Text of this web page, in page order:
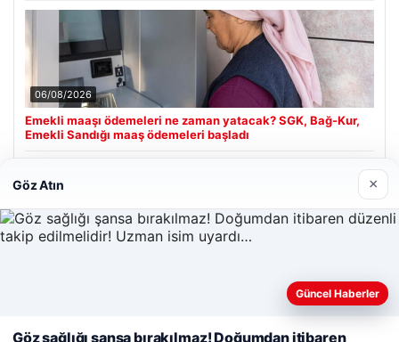
06/08/2026
Emekli maaşı ödemeleri ne zaman yatacak? SGK, Bağ-Kur,
Emekli Sandığı maaş ödemeleri başladı
Son Eklenen Firmalar
Enes Kaplan Avukatlık Bürosu
Web sitemizi nasıl kullandığınızı daha iyi anlayabilmek,
Göz Atın ×
Güncel Haberler
Göz sağlığı şansa bırakılmaz! Doğumdan itibaren